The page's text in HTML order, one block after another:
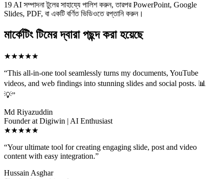
19 AI সম্পাদনা টুলের সাহায্যে পালিশ করুন, তারপর PowerPoint, Google
Slides, PDF, বা একটি বর্ণিত ভিডিওতে রপ্তানি করুন।
মার্কেটিং টিমের দ্বারা পছন্দ করা হয়েছে
★★★★★
“This all-in-one tool seamlessly turns my documents, YouTube
videos, and web findings into stunning slides and social posts. 📊
💡”
Md Riyazuddin
Founder at Digiwin | AI Enthusiast
★★★★★
“Your ultimate tool for creating engaging slide, post and video
content with easy integration.”
Hussain Asghar